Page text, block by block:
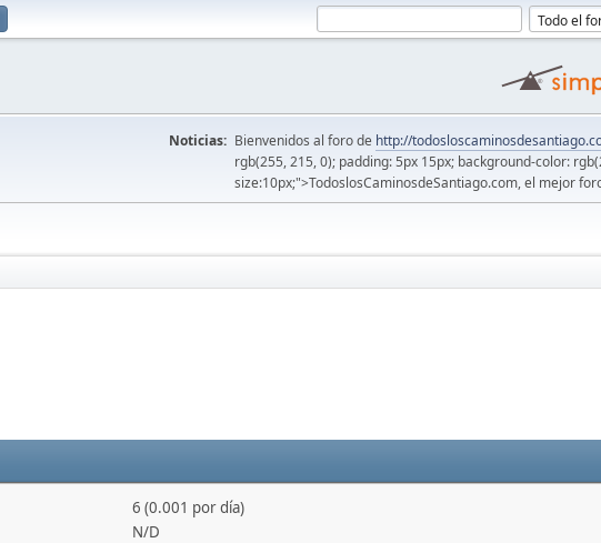
Noticias: Bienvenidos al foro de http://
rgb(255, 215, 0); padding: 5px 15px; background-color:
size:10px;">TodoslosCaminosdeSantiago.com, el mejor
6 (0.001 por día)
N/D